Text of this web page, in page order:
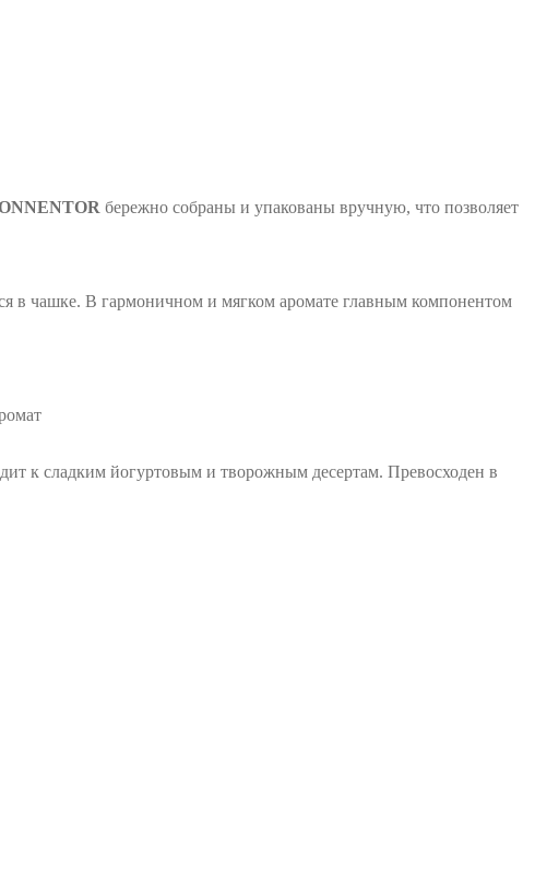
бережно собраны и упакованы вручную, что позволяет
в чашке. В гармоничном и мягком аромате главным компонентом
к сладким йогуртовым и творожным десертам. Превосходен в